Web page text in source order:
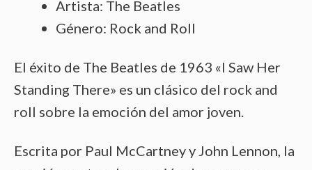
Artista: The Beatles
Género: Rock and Roll
El éxito de The Beatles de 1963 «I Saw Her
Standing There» es un clásico del rock and
roll sobre la emoción del amor joven.
Escrita por Paul McCartney y John Lennon, la